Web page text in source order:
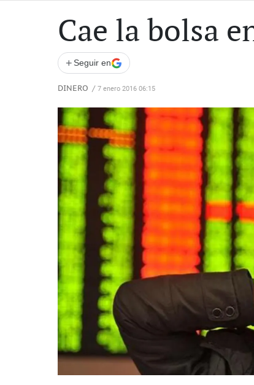
Cae la bolsa
+ Seguir en
DINERO / 7 enero 2016 06:15